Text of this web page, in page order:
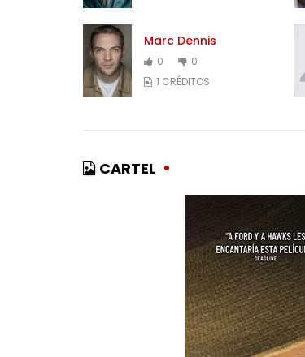
Marc Dennis
0
0
1 CRÉDITOS
CARTEL